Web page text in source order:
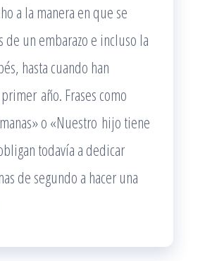
a la manera en que se
de un embarazo e incluso la
hasta cuando han
año. Frases como
o «Nuestro hijo tiene
todavía a dedicar
de segundo a hacer una